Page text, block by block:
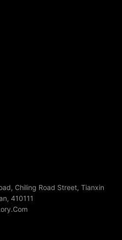
Chiling Road Street, Tianxin
410111